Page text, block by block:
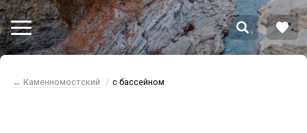
← Каменномостский с бассейном